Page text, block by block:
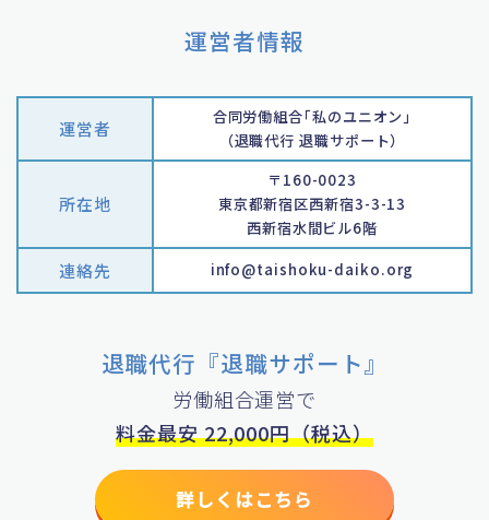
運営者情報
運営者
合同労働組合｢私のユニオン｣
（退職代行 退職サポート）
所在地
〒160-0023
東京都新宿区西新宿3-3-13
西新宿水間ビル6階
連絡先 info@taishoku-daiko.org
退職代行『退職サポート』
労働組合運営で
料金最安 22,000円（税込）
詳しくはこちら